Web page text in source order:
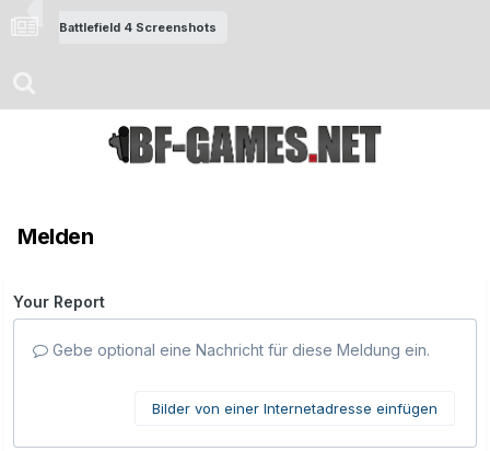
Battlefield 4 Screenshots
Melden
Your Report
Gebe optional eine Nachricht für diese Meldung ein.
Bilder von einer Internetadresse einfügen